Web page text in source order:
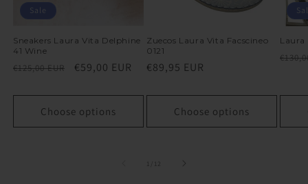
Sale
Sneakers Laura Vita Delphine
41 Wine
Regular
€125,00 EUR
Sale
€59,00 EUR
Choose options
Zuecos Laura Vita Facscineo
0121
Regular
€89,95 EUR
Choose options
Laura